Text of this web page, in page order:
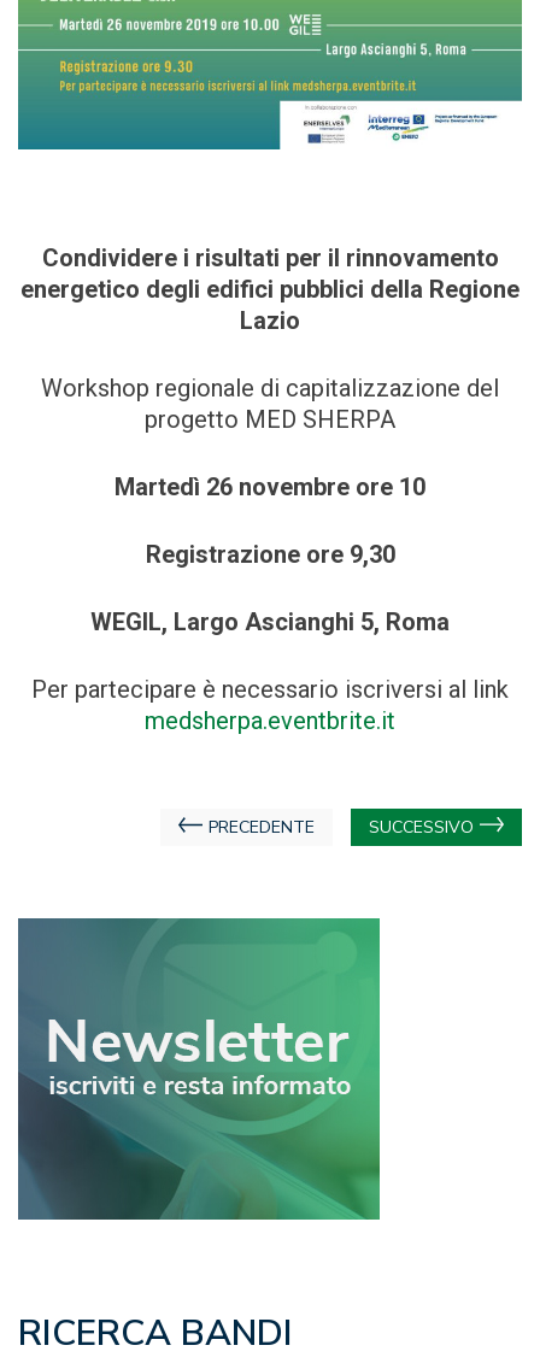
Condividere i risultati per il rinnovamento
energetico degli edifici pubblici della Regione
Lazio
Workshop regionale di capitalizzazione del
progetto MED SHERPA
Martedì 26 novembre ore 10
Registrazione ore 9,30
WEGIL, Largo Ascianghi 5, Roma
Per partecipare è necessario iscriversi al link
medsherpa.eventbrite.it
Navigazione
PRECEDENTE SUCCESSIVO
RICERCA BANDI